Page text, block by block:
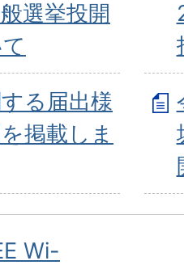
選挙投開
る届出様
掲載しま
Wi-